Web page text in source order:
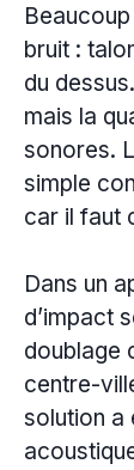
bruit :
du
mais la
sonores.
simple
car il faut
Dans un
d’impact
doublage
centre-
solution a